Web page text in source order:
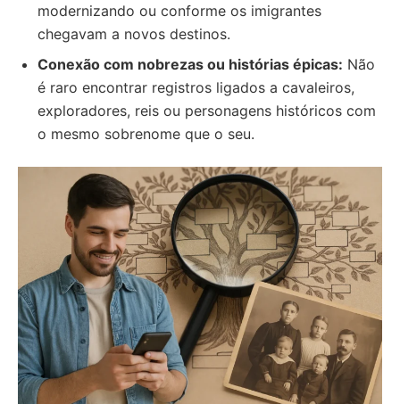
modernizando ou conforme os imigrantes
chegavam a novos destinos.
Conexão com nobrezas ou histórias épicas: Não
é raro encontrar registros ligados a cavaleiros,
exploradores, reis ou personagens históricos com
o mesmo sobrenome que o seu.